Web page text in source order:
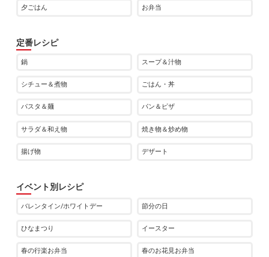
夕ごはん お弁当
定番レシピ
鍋 スープ＆汁物
シチュー＆煮物 ごはん・丼
パスタ＆麺 パン＆ピザ
サラダ＆和え物 焼き物＆炒め物
揚げ物 デザート
イベント別レシピ
バレンタイン/ホワイトデー 節分の日
ひなまつり イースター
春の行楽お弁当 春のお花見お弁当